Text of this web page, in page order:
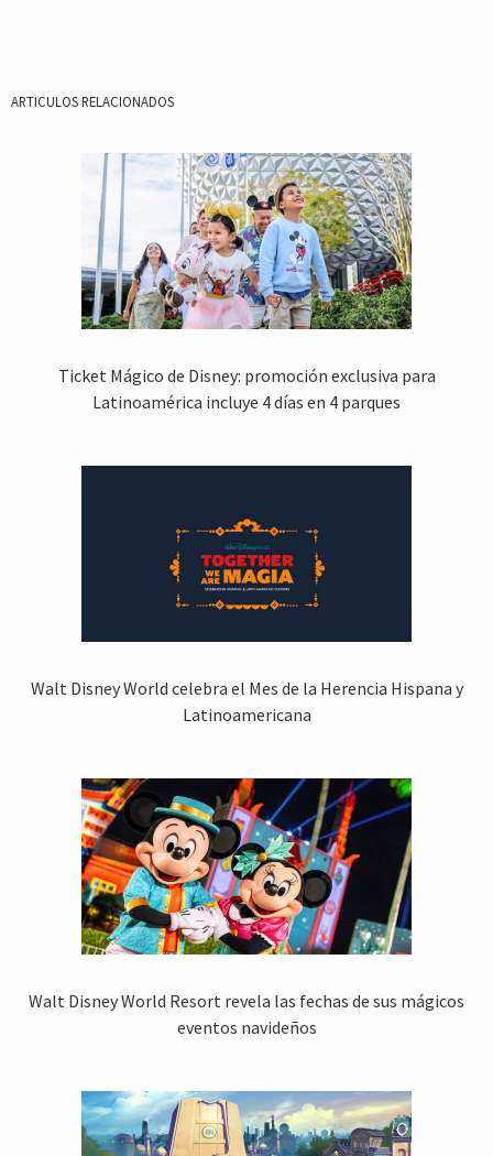
ARTICULOS RELACIONADOS
Ticket Mágico de Disney: promoción exclusiva para
Latinoamérica incluye 4 días en 4 parques
Walt Disney World celebra el Mes de la Herencia Hispana y
Latinoamericana
Walt Disney World Resort revela las fechas de sus mágicos
eventos navideños